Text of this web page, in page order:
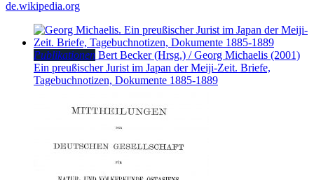
de.wikipedia.org
Publikationen Bert Becker (Hrsg.) / Georg Michaelis (2001)
Ein preußischer Jurist im Japan der Meiji-Zeit. Briefe,
Tagebuchnotizen, Dokumente 1885-1889